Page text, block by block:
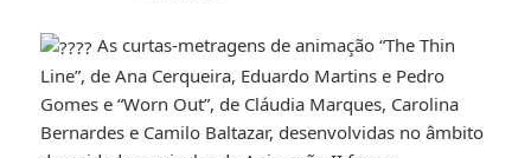
As curtas-metragens de animação “The Thin
Line”, de Ana Cerqueira, Eduardo Martins e Pedro
Gomes e “Worn Out”, de Cláudia Marques, Carolina
Bernardes e Camilo Baltazar, desenvolvidas no âmbito